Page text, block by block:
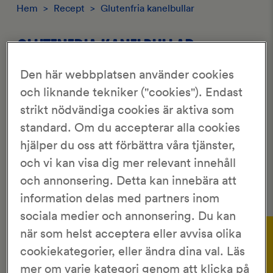
Hem > Recept > Glutenfria kanelbullar
GLUTENFRIA KANELBULLAR
KronJäst
2 tim 10 min
Alla ska få äta goda kanelbullar. Här är ett enkelt recept
på glutenfria!
2.5/5
2 Röster
Gör så här:
1
Lös jästen i mjölken, 25 °C, och rör
Den här webbplatsen använder cookies
och liknande tekniker ("cookies"). Endast
strikt nödvändiga cookies är aktiva som
standard. Om du accepterar alla cookies
hjälper du oss att förbättra våra tjänster,
och vi kan visa dig mer relevant innehåll
och annonsering. Detta kan innebära att
information delas med partners inom
sociala medier och annonsering. Du kan
när som helst acceptera eller avvisa olika
cookiekategorier, eller ändra dina val. Läs
mer om varje kategori genom att klicka på